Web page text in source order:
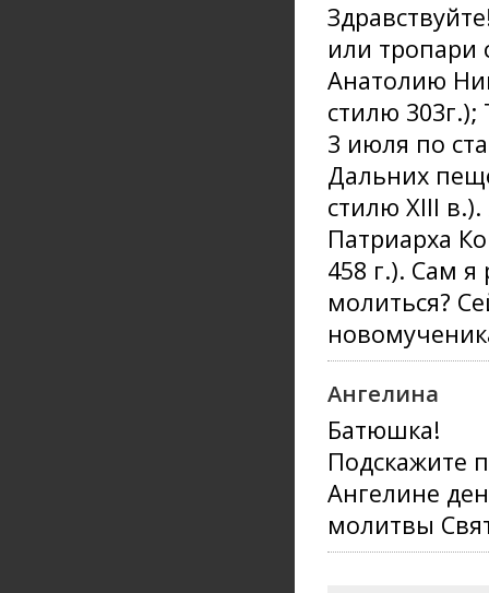
или тропари
Анатолию
стилю
3 июля по
Дальних
стилю ХIII
Патриарха
458 г.). Сам
молиться?
Ангелина
Батюшка!
Подскажите
Ангелине
молитвы